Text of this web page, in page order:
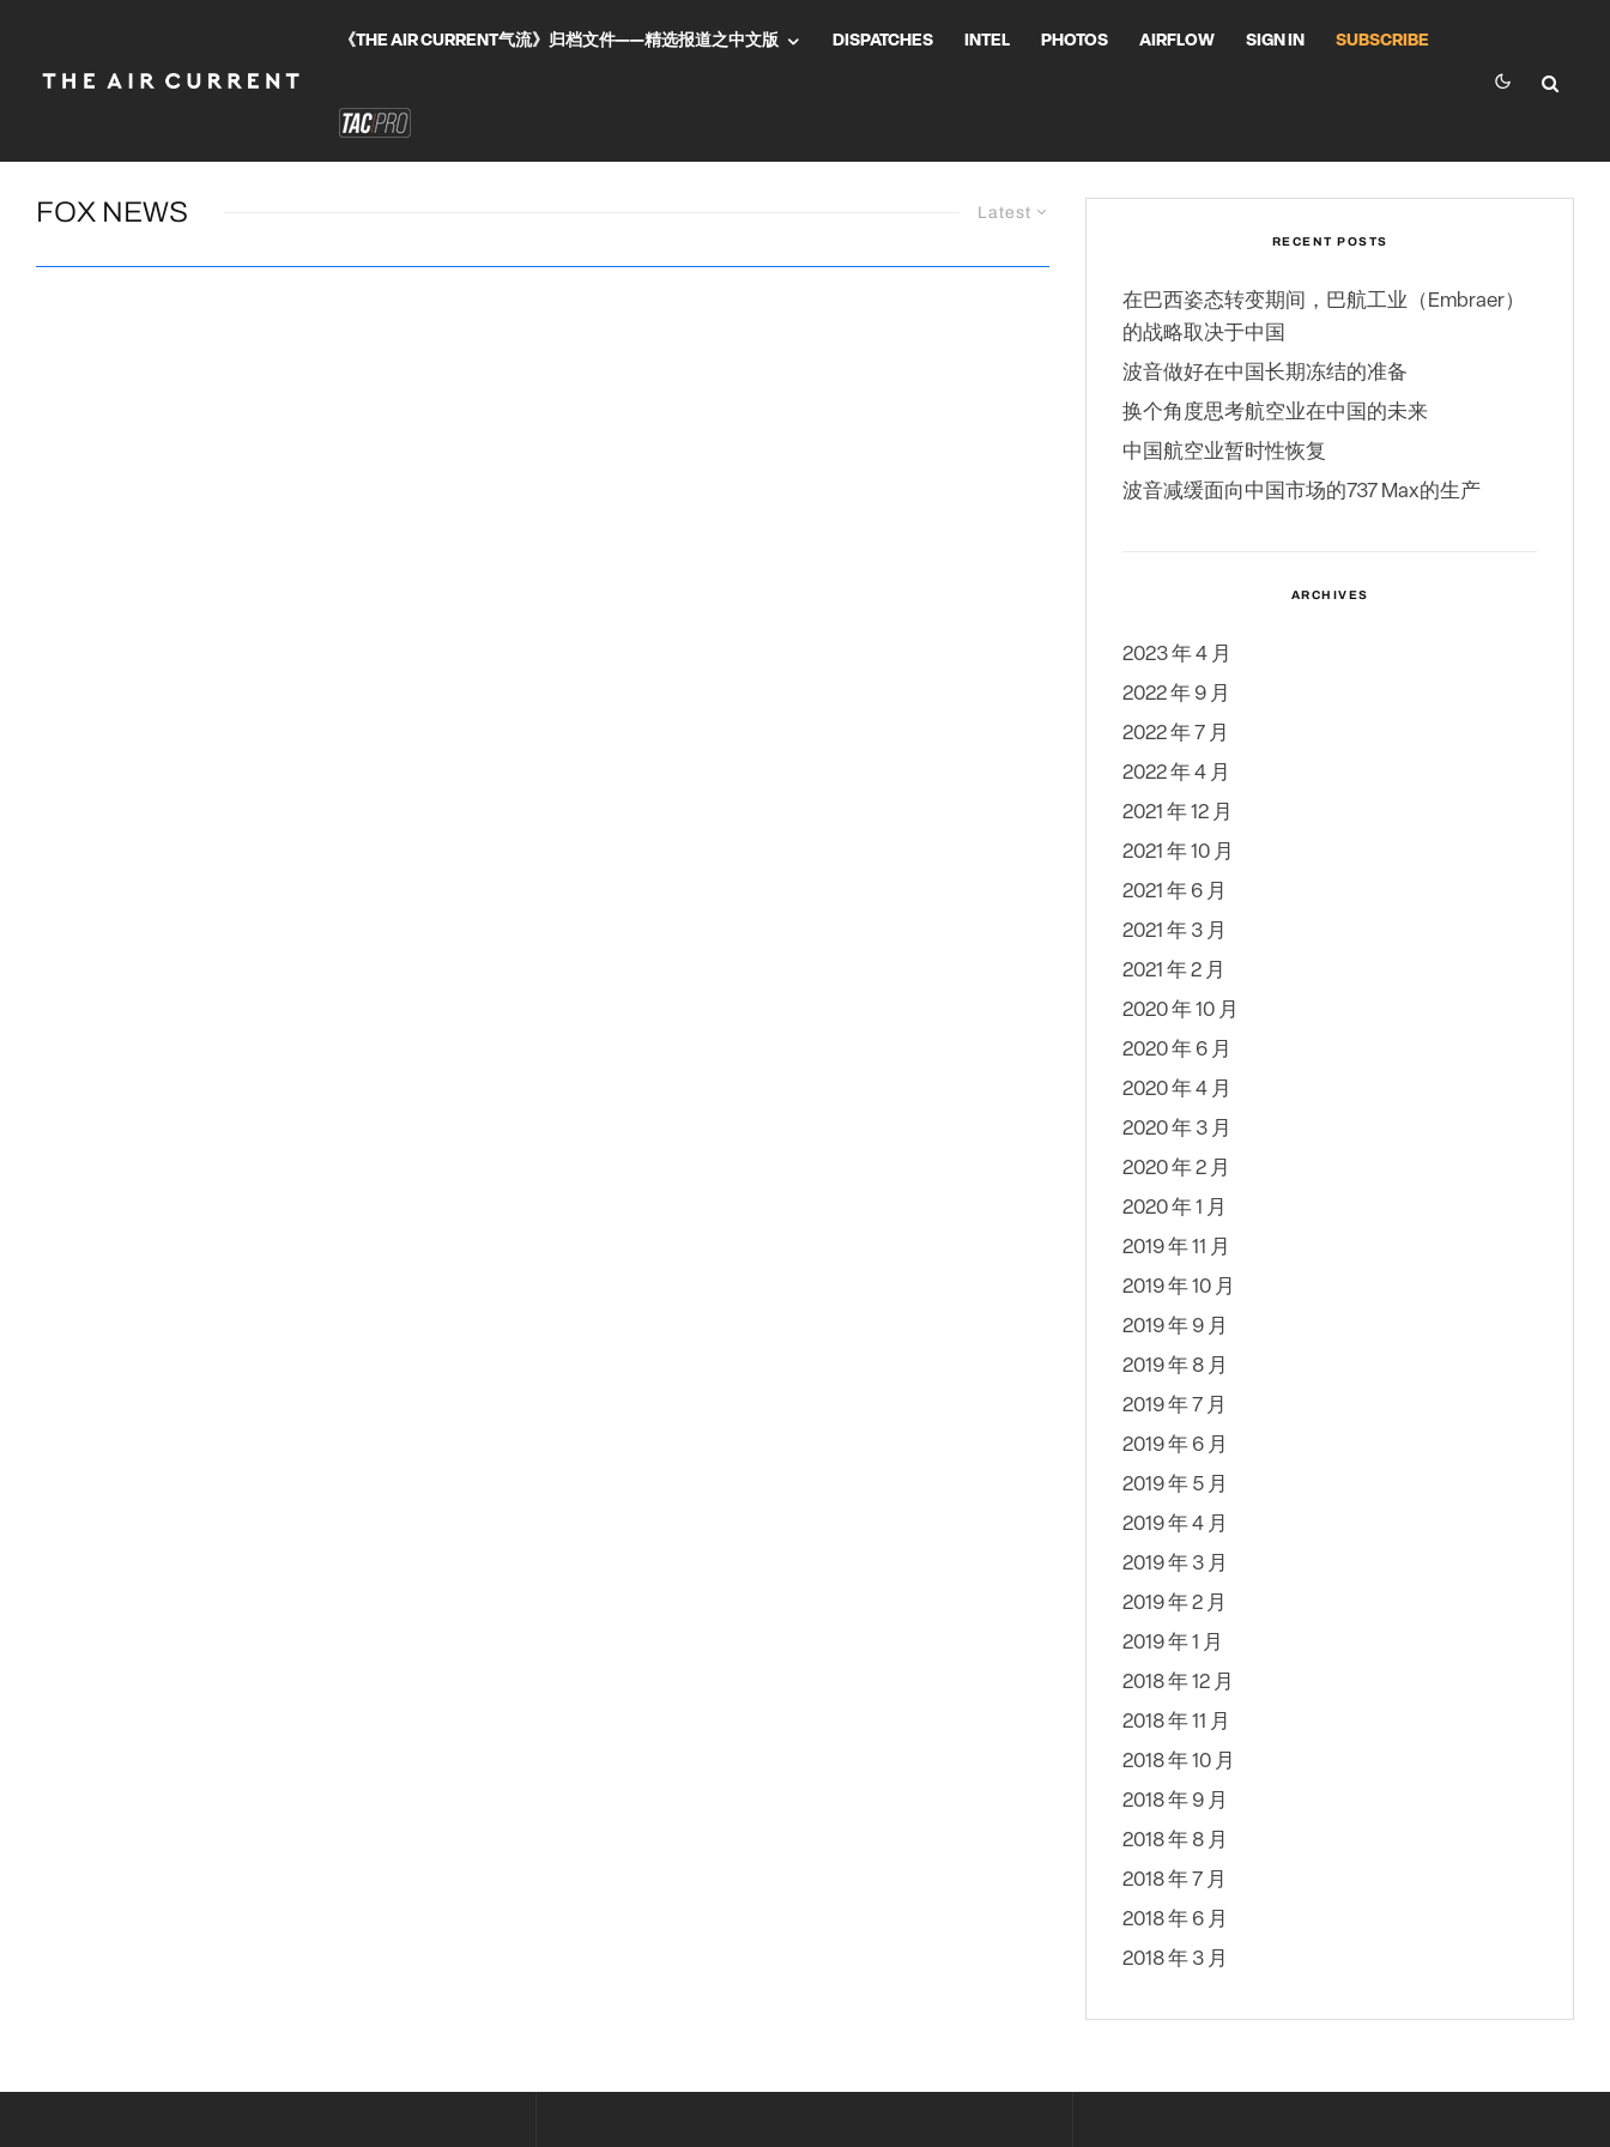
《THE AIR CURRENT气流》归档文件——精选报道之中文版 DISPATCHES INTEL PHOTOS AIRFLOW SIGN IN SUBSCRIBE
Latest
FOX NEWS
RECENT POSTS
在巴西姿态转变期间，巴航工业（Embraer）
的战略取决于中国
波音做好在中国长期冻结的准备
换个角度思考航空业在中国的未来
中国航空业暂时性恢复
波音减缓面向中国市场的737 Max的生产
ARCHIVES
2023 年 4 月
2022 年 9 月
2022 年 7 月
2022 年 4 月
2021 年 12 月
2021 年 10 月
2021 年 6 月
2021 年 3 月
2021 年 2 月
2020 年 10 月
2020 年 6 月
2020 年 4 月
2020 年 3 月
2020 年 2 月
2020 年 1 月
2019 年 11 月
2019 年 10 月
2019 年 9 月
2019 年 8 月
2019 年 7 月
2019 年 6 月
2019 年 5 月
2019 年 4 月
2019 年 3 月
2019 年 2 月
2019 年 1 月
2018 年 12 月
2018 年 11 月
2018 年 10 月
2018 年 9 月
2018 年 8 月
2018 年 7 月
2018 年 6 月
2018 年 3 月